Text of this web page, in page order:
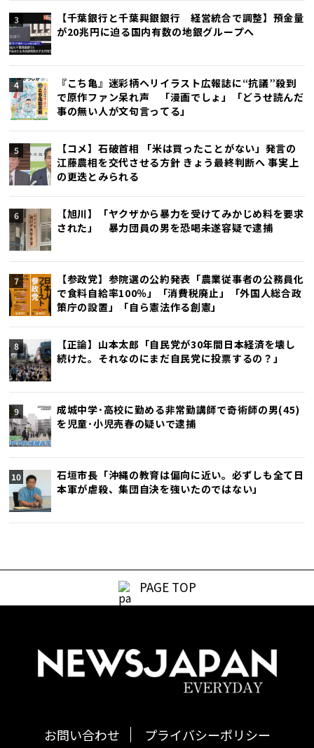
【千葉銀行と千葉興銀銀行 経営統合で調整】預金量
が20兆円に迫る国内有数の地銀グループへ
『こち亀』迷彩柄ヘリイラスト広報誌に“抗議”殺到
で原作ファン呆れ声 「漫画でしょ」「どうせ読んだ
事の無い人が文句言ってる」
【コメ】石破首相 「米は買ったことがない」発言の
江藤農相を交代させる方針 きょう最終判断へ 事実上
の更迭とみられる
【旭川】「ヤクザから暴力を受けてみかじめ料を要求
された」 暴力団員の男を恐喝未遂容疑で逮捕
【参政党】参院選の公約発表「農業従事者の公務員化
で食料自給率100％」「消費税廃止」「外国人総合政
策庁の設置」「自ら憲法作る創憲」
【正論】山本太郎「自民党が30年間日本経済を壊し
続けた。それなのにまだ自民党に投票するの？」
成城中学･高校に勤める非常勤講師で奇術師の男(45)
を児童･小児売春の疑いで逮捕
石垣市長「沖縄の教育は偏向に近い。必ずしも全て日
本軍が虐殺、集団自決を強いたのではない」
PAGE TOP
お問い合わせ プライバシーポリシー